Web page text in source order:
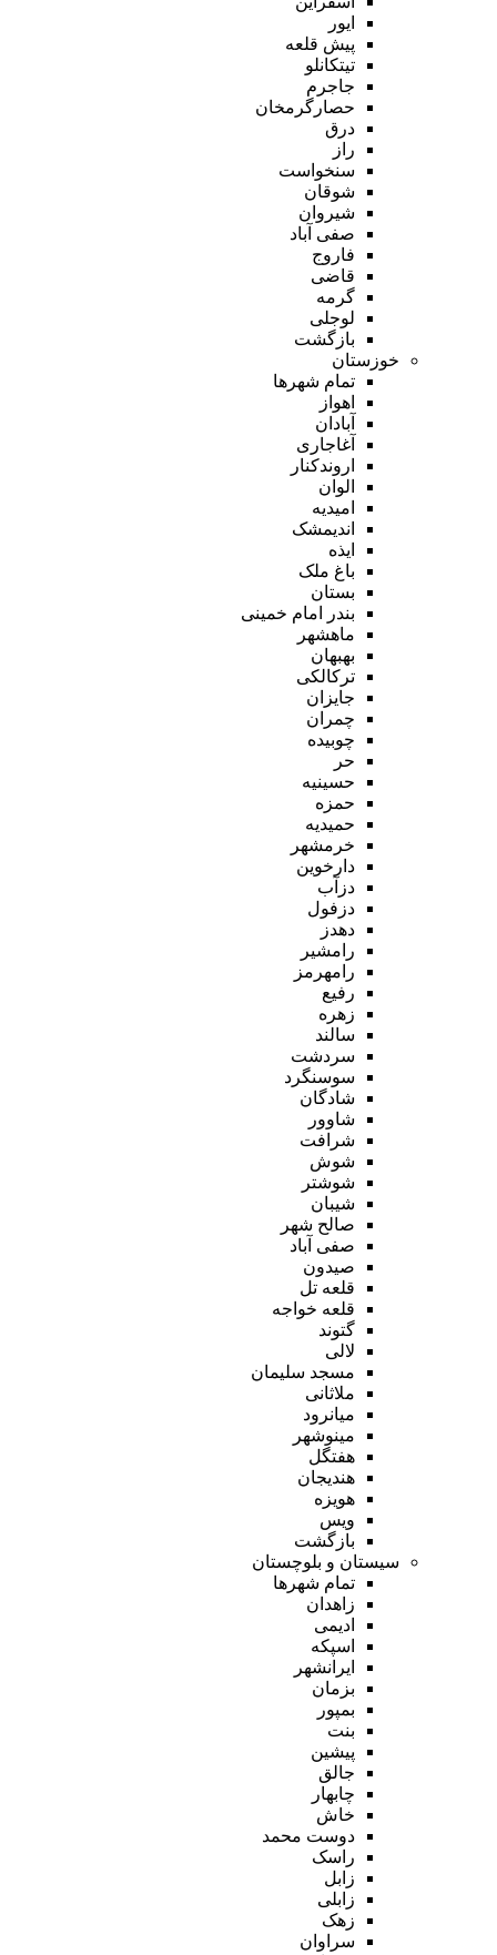
ایور
پیش قلعه
تیتکانلو
جاجرم
حصارگرمخان
درق
راز
سنخواست
شوقان
شیروان
صفی آباد
فاروج
قاضی
گرمه
لوجلی
بازگشت
خوزستان
تمام شهر‌ها
اهواز
آبادان
آغاجاری
اروندکنار
الوان
امیدیه
اندیمشک
ایذه
باغ ملک
بستان
بندر امام خمینی
ماهشهر
بهبهان
ترکالکی
جایزان
چمران
چوبیده
حر
حسینیه
حمزه
حمیدیه
خرمشهر
دارخوین
دزآب
دزفول
دهدز
رامشیر
رامهرمز
رفیع
زهره
سالند
سردشت
سوسنگرد
شادگان
شاوور
شرافت
شوش
شوشتر
شیبان
صالح شهر
صفی آباد
صیدون
قلعه تل
قلعه خواجه
گتوند
لالی
مسجد سلیمان
ملاثانی
میانرود
مینوشهر
هفتگل
هندیجان
هویزه
ویس
بازگشت
سیستان و بلوچستان
تمام شهر‌ها
زاهدان
ادیمی
اسپکه
ایرانشهر
بزمان
بمپور
بنت
پیشین
جالق
چابهار
خاش
دوست محمد
راسک
زابل
زابلی
زهک
سراوان